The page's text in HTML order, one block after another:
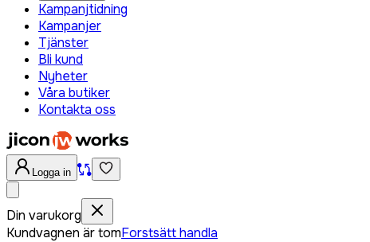
Kampanjtidning
Kampanjer
Tjänster
Bli kund
Nyheter
Våra butiker
Kontakta oss
Logga in
Din varukorg
Kundvagnen är tomForstsätt handla